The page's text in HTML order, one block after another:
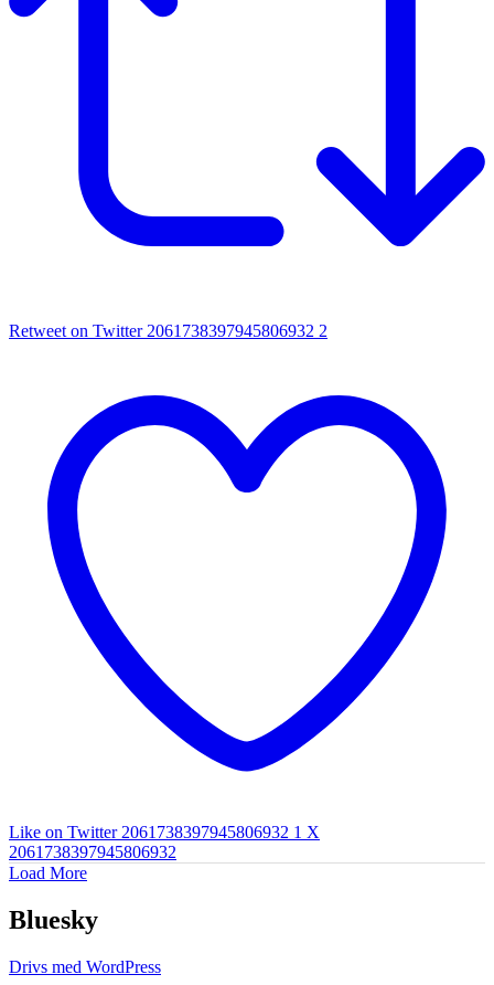
Retweet on Twitter 2061738397945806932 2
Like on Twitter 2061738397945806932 1 X
2061738397945806932
Load More
Bluesky
Drivs med WordPress